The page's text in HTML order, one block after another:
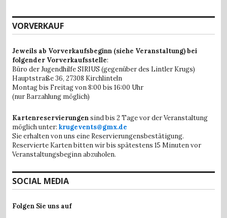
VORVERKAUF
Jeweils ab Vorverkaufsbeginn (siehe Veranstaltung) bei
folgender Vorverkaufsstelle:
Büro der Jugendhilfe SIRIUS (gegenüber des Lintler Krugs)
Hauptstraße 36, 27308 Kirchlinteln
Montag bis Freitag von 8:00 bis 16:00 Uhr
(nur Barzahlung möglich)
Kartenreservierungensind bis 2 Tage vor der Veranstaltung
möglich unter: krugevents@gmx.de
Sie erhalten von uns eine Reservierungensbestätigung.
Reservierte Karten bitten wir bis spätestens 15 Minuten vor
Veranstaltungsbeginn abzuholen.
SOCIAL MEDIA
Folgen Sie uns auf